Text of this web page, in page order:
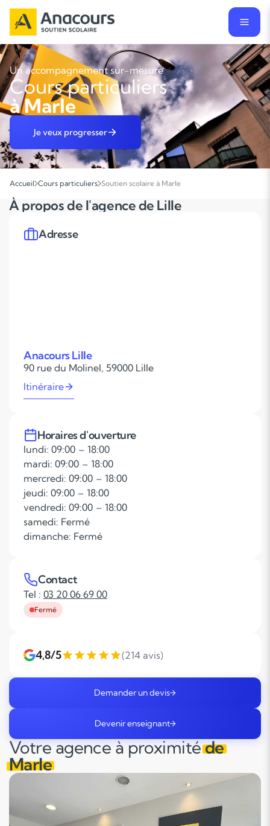
Un accompagnement sur-mesure
Cours particuliers
à Marle
Je veux progresser
Accueil Cours particuliers Soutien scolaire à Marle
Votre agence à proximitéde
Marle
À propos de l'agence de Lille
Adresse
Anacours Lille
90 rue du Molinel, 59000 Lille
Itinéraire
Horaires d'ouverture
lundi: 09:00 – 18:00
mardi: 09:00 – 18:00
mercredi: 09:00 – 18:00
jeudi: 09:00 – 18:00
vendredi: 09:00 – 18:00
samedi: Fermé
dimanche: Fermé
Contact
Tel : 03 20 06 69 00
Fermé
4,8/5 (214 avis)
Demander un devis
Devenir enseignant